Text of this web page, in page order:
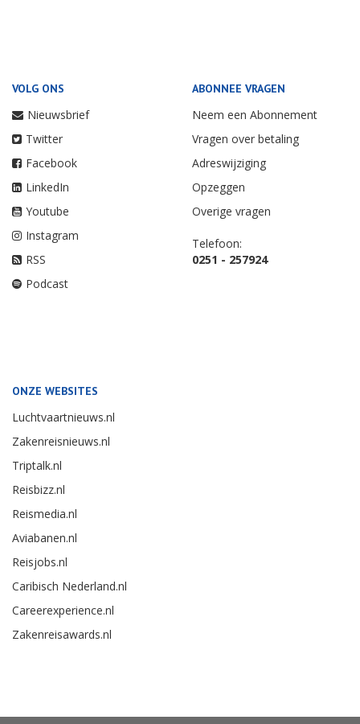
VOLG ONS
Nieuwsbrief
Twitter
Facebook
LinkedIn
Youtube
Instagram
RSS
Podcast
ABONNEE VRAGEN
Neem een Abonnement
Vragen over betaling
Adreswijziging
Opzeggen
Overige vragen
Telefoon:
0251 - 257924
ONZE WEBSITES
Luchtvaartnieuws.nl
Zakenreisnieuws.nl
Triptalk.nl
Reisbizz.nl
Reismedia.nl
Aviabanen.nl
Reisjobs.nl
Caribisch Nederland.nl
Careerexperience.nl
Zakenreisawards.nl